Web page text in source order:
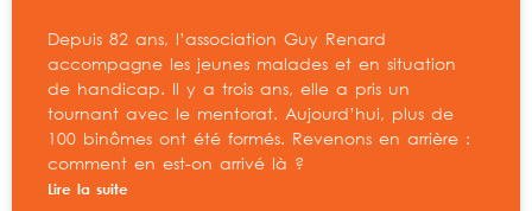
Depuis 82 ans, l’association Guy Renard
accompagne les jeunes malades et en situation
de handicap. Il y a trois ans, elle a pris un
tournant avec le mentorat. Aujourd’hui, plus de
100 binômes ont été formés. Revenons en arrière :
comment en est-on arrivé là ?
Lire la suite